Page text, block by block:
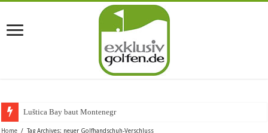
Luštica Bay baut Montenegros e
Home / Tag Archives: neuer Golfhandschuh-Verschluss